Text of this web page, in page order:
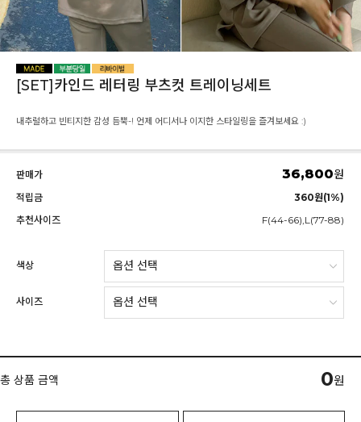
[SET]카인드 레터링 부츠컷 트레이닝세트
내추럴하고 빈티지한 감성 듬뿍-! 언제 어디서나 이지한 스타일링을 즐겨보세요 :)
판매가 36,800원
적립금
360원(1%)
추천사이즈
F(44-66),L(77-88)
색상
사이즈
총 상품 금액 0원